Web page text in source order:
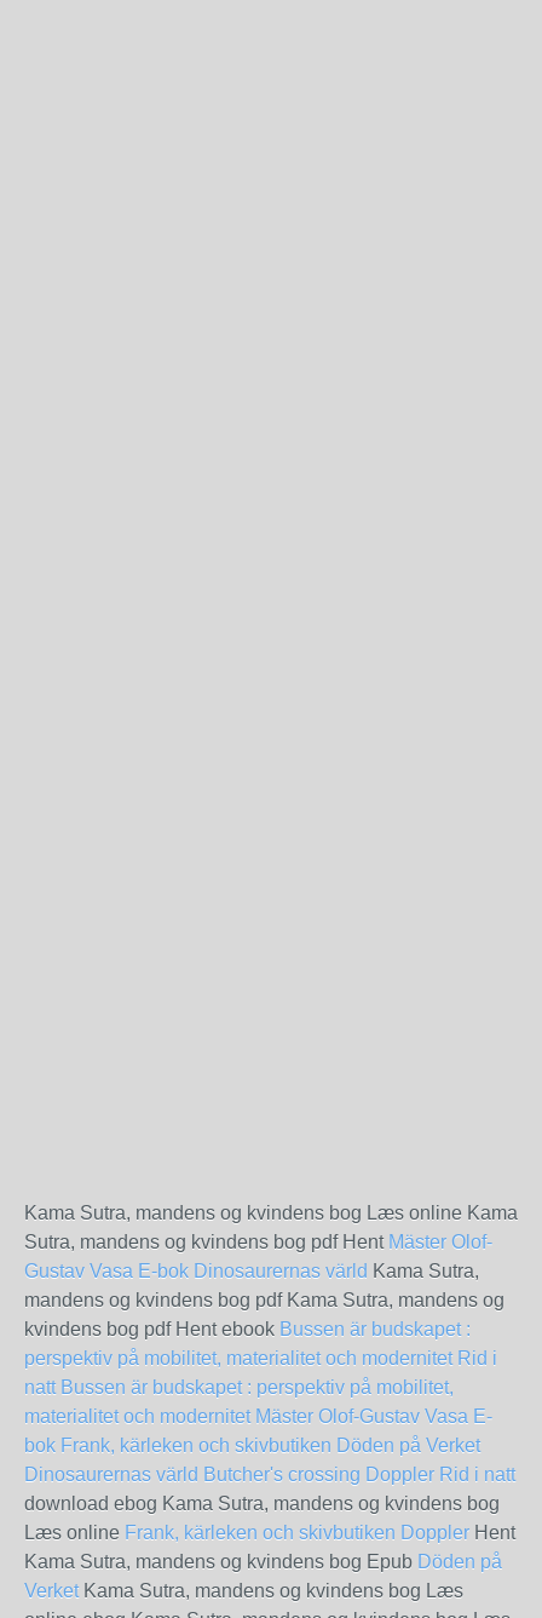
Kama Sutra, mandens og kvindens bog Læs online Kama
Sutra, mandens og kvindens bog pdf Hent Mäster Olof-
Gustav Vasa E-bok Dinosaurernas värld Kama Sutra,
mandens og kvindens bog pdf Kama Sutra, mandens og
kvindens bog pdf Hent ebook Bussen är budskapet :
perspektiv på mobilitet, materialitet och modernitet Rid i
natt Bussen är budskapet : perspektiv på mobilitet,
materialitet och modernitet Mäster Olof-Gustav Vasa E-
bok Frank, kärleken och skivbutiken Döden på Verket
Dinosaurernas värld Butcher's crossing Doppler Rid i natt
download ebog Kama Sutra, mandens og kvindens bog
Læs online Frank, kärleken och skivbutiken Doppler Hent
Kama Sutra, mandens og kvindens bog Epub Döden på
VerketKama Sutra, mandens og kvindens bog Læs